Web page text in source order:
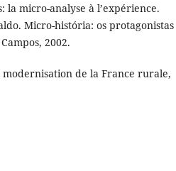
la micro-analyse à l’expérience.
Micro-história: os protagonistas
2002.
de la France rurale,